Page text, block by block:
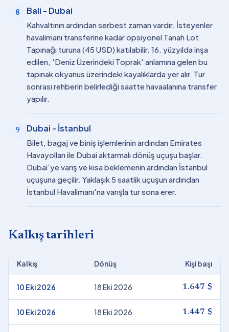
8 Bali - Dubai
Kahvaltının ardından serbest zaman vardır. İsteyenler
havalimanı transferine kadar opsiyonel Tanah Lot
Tapınağı turuna (45 USD) katılabilir. 16. yüzyılda inşa
edilen, 'Deniz Üzerindeki Toprak' anlamına gelen bu
tapınak okyanus üzerindeki kayalıklarda yer alır. Tur
sonrası rehberin belirlediği saatte havaalanına transfer
yapılır.
9 Dubai - İstanbul
Bilet, bagaj ve biniş işlemlerinin ardından Emirates
Havayolları ile Dubai aktarmalı dönüş uçuşu başlar.
Dubai'ye varış ve kısa beklemenin ardından İstanbul
uçuşuna geçilir. Yaklaşık 5 saatlik uçuşun ardından
İstanbul Havalimanı'na varışla tur sona erer.
Kalkış tarihleri
Kalkış Dönüş Kişi başı
10 Eki 2026 18 Eki 2026 1.647 $
10 Eki 2026 18 Eki 2026 1.447 $